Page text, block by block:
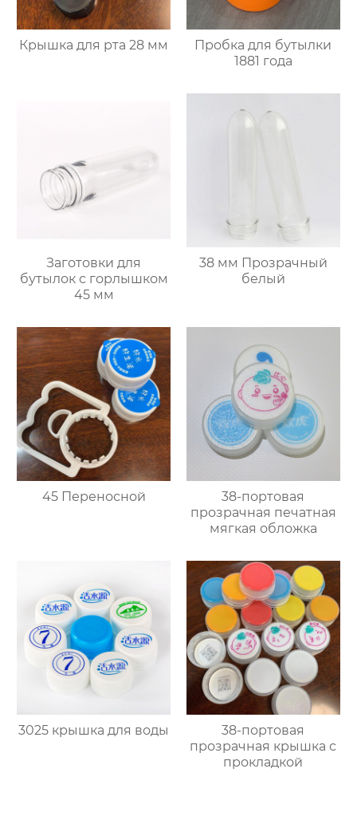
Крышка для рта 28 мм
Пробка для бутылки
1881 года
Заготовки для
бутылок с горлышком
45 мм
38 мм Прозрачный
белый
45 Переносной
38-портовая
прозрачная печатная
мягкая обложка
3025 крышка для воды
38-портовая
прозрачная крышка с
прокладкой